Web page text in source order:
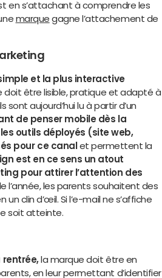
en s’attachant à comprendre les
marque gagne l’attachement de
et la plus interactive
doit être lisible, pratique et adapté à
sont aujourd’hui lu à partir d’un
de penser mobile dès la
outils déployés (site web,
pour ce canal et permettent la
est en ce sens un atout
pour attirer l’attention des
l’année, les parents souhaitent des
clin d’œil. Si l’e-mail ne s’affiche
soit atteinte.
rentrée, la marque doit être en
en leur permettant d’identifier